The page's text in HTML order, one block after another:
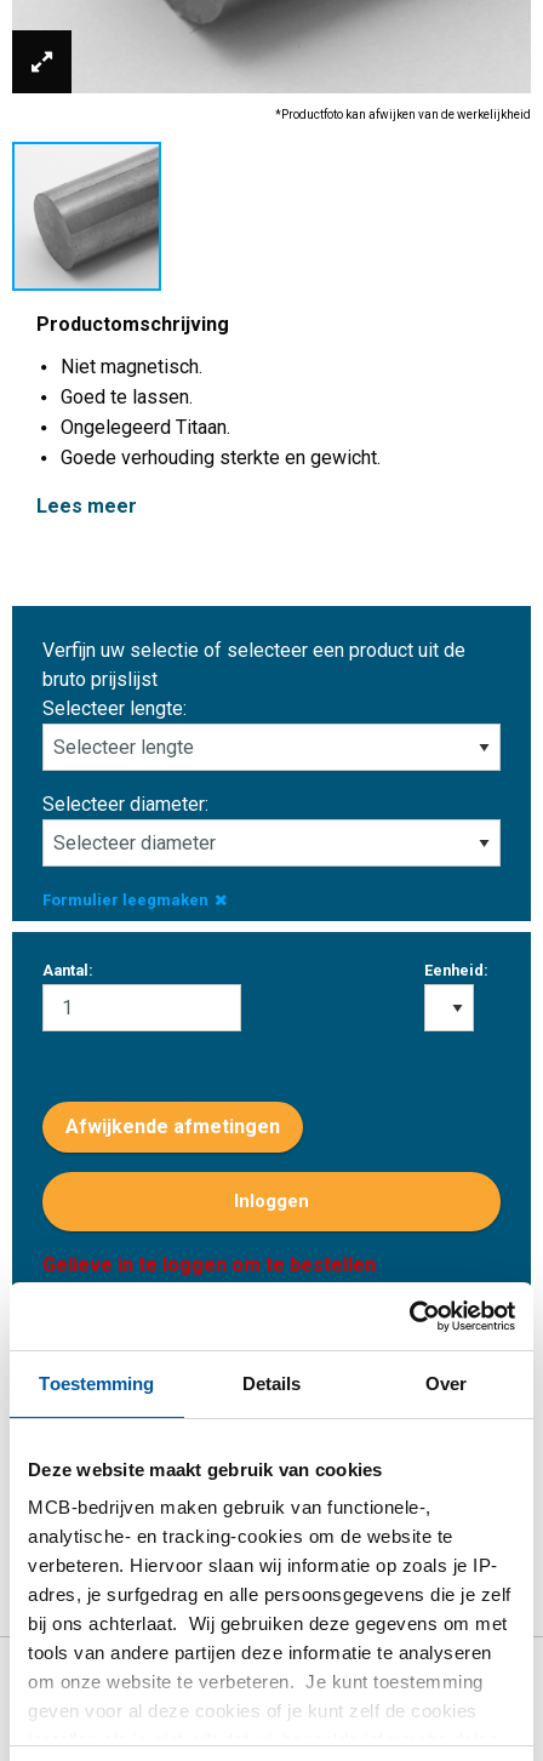
Toestemming Details Over
Deze website maakt gebruik van cookies
MCB-bedrijven maken gebruik van functionele-,
analytische- en tracking-cookies om de website te
verbeteren. Hiervoor slaan wij informatie op zoals je IP-
adres, je surfgedrag en alle persoonsgegevens die je zelf
bij ons achterlaat. Wij gebruiken deze gegevens om met
tools van andere partijen deze informatie te analyseren
om onze website te verbeteren. Je kunt toestemming
geven voor al deze cookies of je kunt zelf de cookies
*Productfoto kan afwijken van de werkelijkheid
Productomschrijving
Niet magnetisch.
Goed te lassen.
Ongelegeerd Titaan.
Goede verhouding sterkte en gewicht.
Lees meer
Verfijn uw selectie of selecteer een product uit de
bruto prijslijst
Selecteer lengte:
Selecteer diameter:
Formulier leegmaken
Aantal: Eenheid:
Afwijkende afmetingen
Inloggen
Gelieve in te loggen om te bestellen
Bestel met uw eigen artikelnummers
Calculeren met actuele MCB-prijzen
Volg uw order via Track&Trace
Product Product omschrijving Bruto prijslijst
Downloads Specificaties
Bruto prijslijst: Titanium Gr2
(3.7035) rond